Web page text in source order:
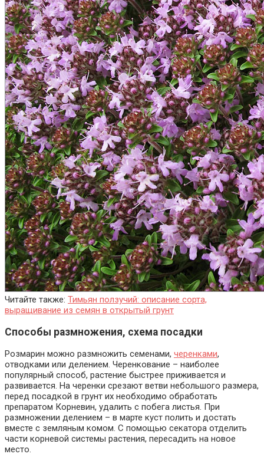
Читайте также: Тимьян ползучий: описание сорта,
выращивание из семян в открытый грунт
Способы размножения, схема посадки
Розмарин можно размножить семенами, черенками,
отводками или делением. Черенкование – наиболее
популярный способ, растение быстрее приживается и
развивается. На черенки срезают ветви небольшого размера,
перед посадкой в грунт их необходимо обработать
препаратом Корневин, удалить с побега листья. При
размножении делением – в марте куст полить и достать
вместе с земляным комом. С помощью секатора отделить
части корневой системы растения, пересадить на новое
место.